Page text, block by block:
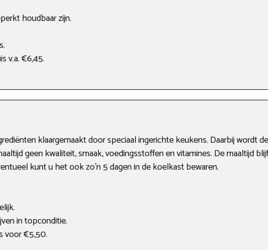
houdbaar zijn.
v.a. €6,45.
klaargemaakt door speciaal ingerichte keukens. Daarbij wordt
geen kwaliteit, smaak, voedingsstoffen en vitamines. De maaltijd
kunt u het ook zo’n 5 dagen in de koelkast bewaren.
in topconditie.
voor €5,50.